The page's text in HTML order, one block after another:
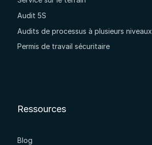
Audit 5S
Audits de processus à plusieurs niveaux
Permis de travail sécuritaire
Ressources
Blog